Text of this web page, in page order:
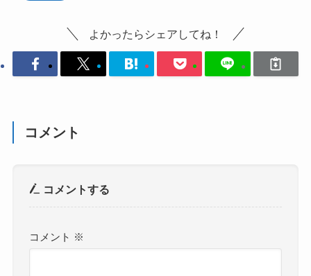
よかったらシェアしてね！
コメント
コメントする
コメント ※